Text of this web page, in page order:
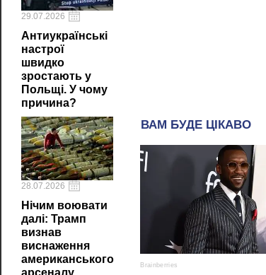
29.07.2026
Антиукраїнські
настрої
швидко
зростають у
Польщі. У чому
причина?
28.07.2026
Нічим воювати
далі: Трамп
визнав
виснаження
американського
арсеналу